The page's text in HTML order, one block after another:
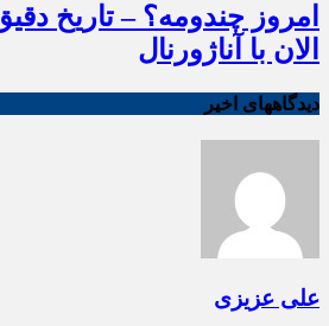
امروز چندومه؟ – تاریخ
الان با آناژورنال
دیدگاههای اخیر
علی عزیزی